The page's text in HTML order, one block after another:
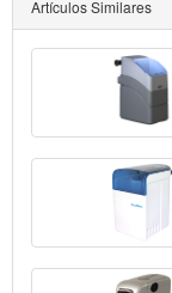
Artículos Similares